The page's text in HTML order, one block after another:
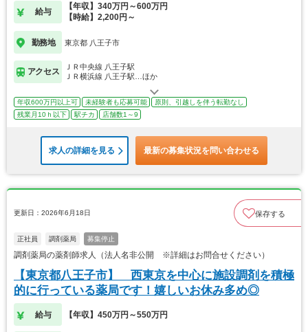
給与
【年収】340万円～600万円
【時給】2,200円～
勤務地 東京都 八王子市
アクセス
ＪＲ中央線 八王子駅
ＪＲ横浜線 八王子駅…ほか
年収600万円以上可 未経験者も応募可能
原則、引越しを伴う転勤なし
残業月10ｈ以下
駅チカ 店舗数1～9
求人の詳細を見る 最新の募集状況を問い合わせる
更新日：2026年6月18日 保存する
正社員 調剤薬局 募集停止
調剤薬局の薬剤師求人（法人名非公開 ※詳細はお問合せください）
【東京都八王子市】 西東京を中心に施設調剤を積極
的に行っている薬局です！嬉しいお休み多め◎
給与 【年収】450万円～550万円